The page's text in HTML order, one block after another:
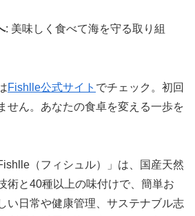
: 美味しく食べて海を守る取り組
Fishlle公式サイト でチェック。初回
せん。あなたの食卓を変える一歩を
（フィシュル）」は、国産天然
術と40種以上の味付けで、簡単お
い日常や健康管理、サステナブル志